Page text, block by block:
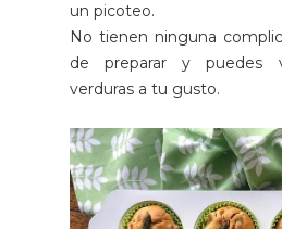
un picoteo.
No tienen ninguna
de preparar y puedes
verduras a tu gusto.